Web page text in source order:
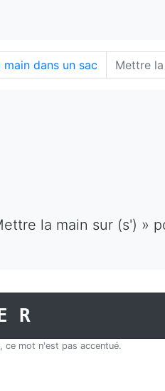
dans un sac Mettre
la main sur (s') »
ce mot n'est pas accentué.